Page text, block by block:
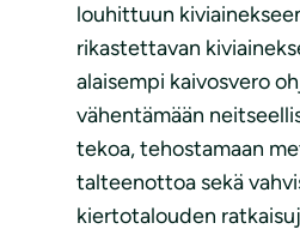
louhittuun
rikastettavan
alaisempi kaivosvero
vähentämään
tekoa, tehostamaan
talteenottoa sekä
kiertotalouden